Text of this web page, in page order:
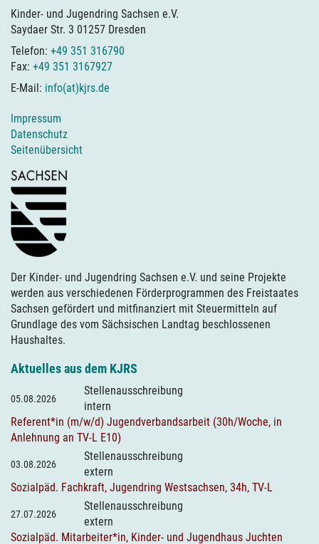
Kinder- und Jugendring Sachsen e.V.
Saydaer Str. 3 01257 Dresden
Telefon: +49 351 316790
Fax: +49 351 3167927
E-Mail: info(at)kjrs.de
Impressum
Datenschutz
Seitenübersicht
Der Kinder- und Jugendring Sachsen e.V. und seine Projekte
werden aus verschiedenen Förderprogrammen des Freistaates
Sachsen gefördert und mitfinanziert mit Steuermitteln auf
Grundlage des vom Sächsischen Landtag beschlossenen
Haushaltes.
Aktuelles aus dem KJRS
05.08.2026
Stellenausschreibung
intern
Referent*in (m/w/d) Jugendverbandsarbeit (30h/Woche, in
Anlehnung an TV-L E10)
03.08.2026
Stellenausschreibung
extern
Sozialpäd. Fachkraft, Jugendring Westsachsen, 34h, TV-L
27.07.2026
Stellenausschreibung
extern
Sozialpäd. Mitarbeiter*in, Kinder- und Jugendhaus Juchten